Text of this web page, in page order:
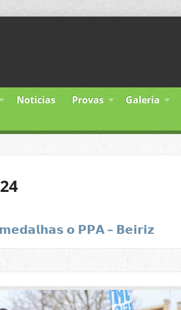
Noticias Provas Galeria
𝗼 𝗣𝗣𝗔 – 𝗕𝗲𝗶𝗿𝗶𝘇